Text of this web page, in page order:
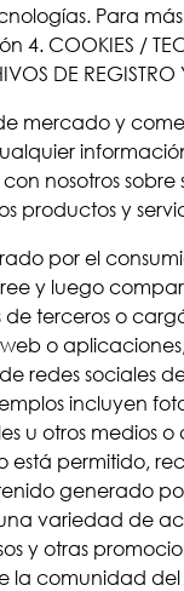
Para
4. COOKIES /
DE REGISTRO
mercado y
nosotros sobre
productos y
por el
y luego
de terceros o
web o
redes sociales
incluyen
u otros medios
está permitido,
generado
variedad de
y otras
la comunidad del